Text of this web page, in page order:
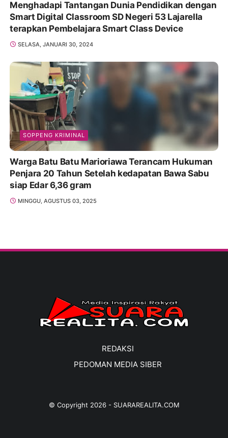
Menghadapi Tantangan Dunia Pendidikan dengan
Smart Digital Classroom SD Negeri 53 Lajarella
terapkan Pembelajara Smart Class Device
SELASA, JANUARI 30, 2024
SOPPENG KRIMINAL
Warga Batu Batu Marioriawa Terancam Hukuman
Penjara 20 Tahun Setelah kedapatan Bawa Sabu
siap Edar 6,36 gram
MINGGU, AGUSTUS 03, 2025
REDAKSI
PEDOMAN MEDIA SIBER
© Copyright 2026- SUARAREALITA.COM